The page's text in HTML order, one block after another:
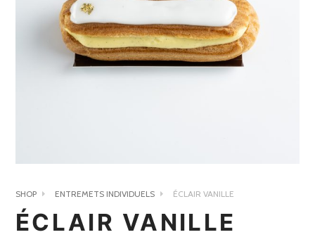
SHOP ENTREMETS INDIVIDUELS ÉCLAIR VANILLE
ÉCLAIR VANILLE